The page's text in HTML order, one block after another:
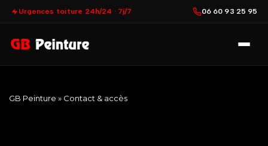
Urgences toiture 24h/24 · 7j/7 06 60 93 25 95
GB Peinture » Contact & accès